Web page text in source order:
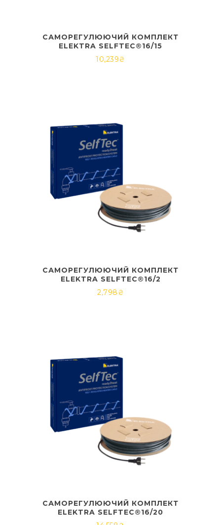
САМОРЕГУЛЮЮЧИЙ КОМПЛЕКТ
ELEKTRA SELFTEC®16/15
10,239₴
САМОРЕГУЛЮЮЧИЙ КОМПЛЕКТ
ELEKTRA SELFTEC®16/2
2,798₴
САМОРЕГУЛЮЮЧИЙ КОМПЛЕКТ
ELEKTRA SELFTEC®16/20